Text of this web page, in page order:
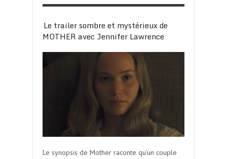
Le trailer sombre et mystérieux de
MOTHER avec Jennifer Lawrence
Le synopsis de Mother raconte qu’un couple